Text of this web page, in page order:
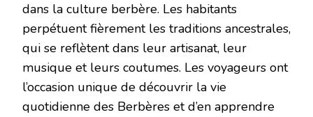
dans la culture berbère. Les habitants
perpétuent fièrement les traditions ancestrales,
qui se reflètent dans leur artisanat, leur
musique et leurs coutumes. Les voyageurs ont
l’occasion unique de découvrir la vie
quotidienne des Berbères et d’en apprendre